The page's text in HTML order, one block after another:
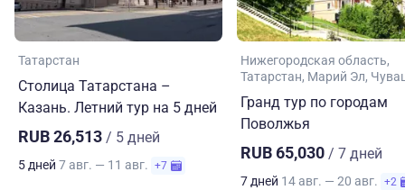
Татарстан
Столица Татарстана –
Казань. Летний тур на 5 дней
RUB 26,513 / 5 дней
5 дней 7 авг. — 11 авг. +7
Нижегородская область
Татарстан Марий Эл
Гранд тур по городам
Поволжья
RUB 65,030 / 7 дней
7 дней 14 авг. — 20 авг. +2